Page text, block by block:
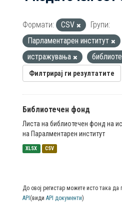
Формати: CSV
Групи:
Парламентарен институт
истражувања
Филтрирај ги резултатите
Библиотечен фонд
Листа на библиотечен фонд на
на Паралментарен институт
XLSX CSV
До овој регистар можете исто така
API (види API документи)